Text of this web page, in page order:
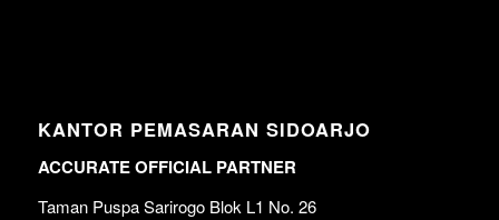
KANTOR PEMASARAN SIDOARJO
ACCURATE OFFICIAL PARTNER
Taman Puspa Sarirogo Blok L1 No. 26